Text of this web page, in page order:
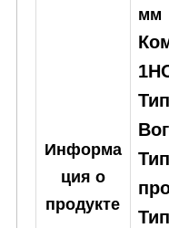
Информа
ция о
продукте
мм